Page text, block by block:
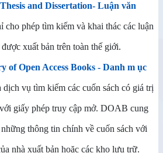
and Dissertation- Luận văn
cho phép tìm kiếm và khai thác các luận
xuất bản trên toàn thế giới.
of Open Access Books - Danh m ục
dịch vụ tìm kiếm các cuốn sách có giá trị
giấy phép truy cập mở. DOAB cung
thông tin chính về cuốn sách với
nhà xuất bản hoặc các kho lưu trữ.